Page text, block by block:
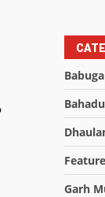
Garh